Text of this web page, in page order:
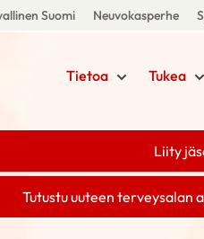
Suomi Neuvokasperhe
Tietoa Tukea
Liity
Tutustu uuteen terveysalan